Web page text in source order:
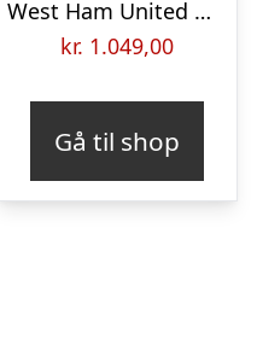
West Ham United Udebanetrøje 2026/27 Elite
kr. 1.049,00
Gå til shop